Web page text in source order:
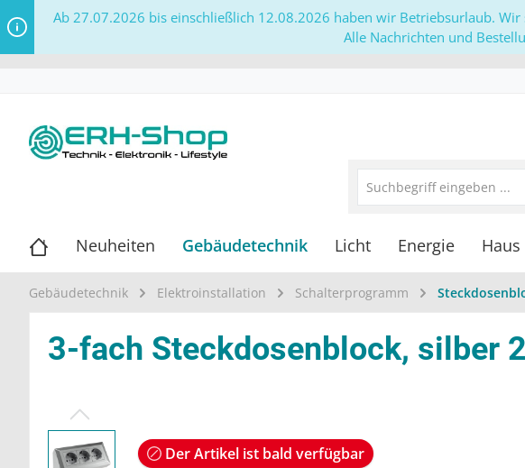
Ab 27.07.2026 bis einschließlich 12.08.2026 haben wir Betriebsurlaub.
Alle Nachrichten und
Neuheiten Gebäudetechnik Licht Energie
Gebäudetechnik Elektroinstallation Schalterprogramm
3-fach Steckdosenblock, silber
Der Artikel ist bald verfügbar